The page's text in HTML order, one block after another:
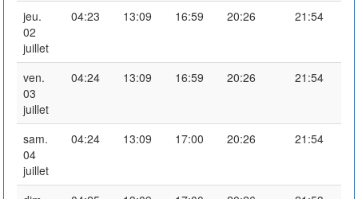
jeu.
02
juillet
04:23 13:09 16:59 20:26 21:54
ven.
03
juillet
04:24 13:09 16:59 20:26 21:54
sam.
04
juillet
04:24 13:09 17:00 20:26 21:54